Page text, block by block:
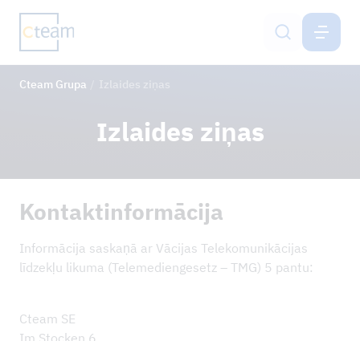
Cteam Group
Ilgtspēja un IMS
Karjera
Kontaktinformācija
JAUNUMI
CTEAM GRUPA
Cteam Grupa
Izlaides ziņas
Kontaktinformācija
Informācija saskaņā ar Vācijas Telekomunikācijas
līdzekļu likuma (Telemediengesetz – TMG) 5 pantu:
Cteam SE
Im Stocken 6